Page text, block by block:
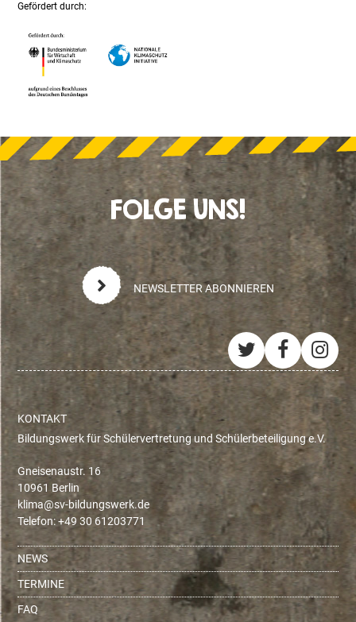
Gefördert durch:
FOLGE UNS!
NEWSLETTER ABONNIEREN
Twitter
KONTAKT
Bildungswerk für Schülervertretung und Schülerbeteiligung e.V.
Gneisenaustr. 16
10961 Berlin
ed.krewsgnudlib-vs@amilk
Telefon: +49 30 61203771
NEWS
TERMINE
FAQ